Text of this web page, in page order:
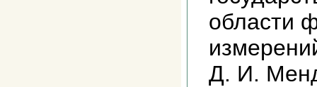
области
Д. И.